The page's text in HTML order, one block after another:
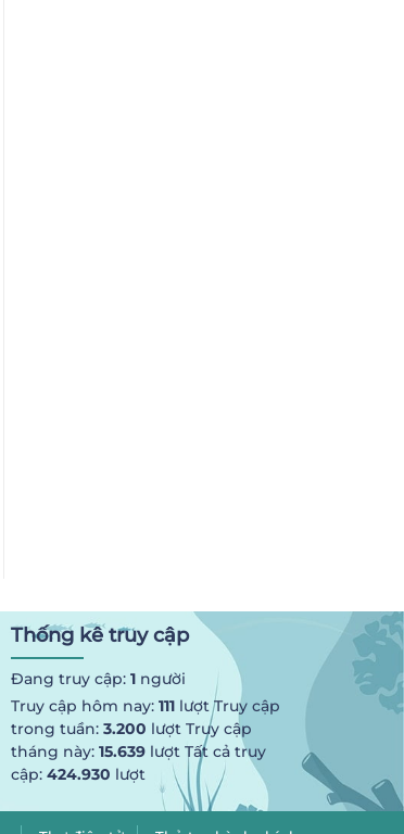
Thống kê truy cập
Đang truy cập: 1người
Truy cập hôm nay: 111lượt Truy cập
trong tuần: 3.200 lượt Truy cập
tháng này: 15.639lượt Tất cả truy
cập: 424.930 lượt